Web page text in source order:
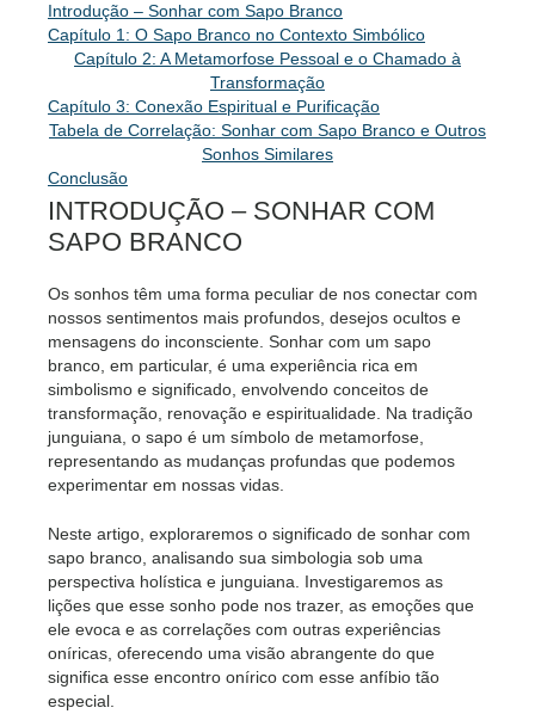
Introdução – Sonhar com Sapo Branco
Capítulo 1: O Sapo Branco no Contexto Simbólico
Capítulo 2: A Metamorfose Pessoal e o Chamado à
Transformação
Capítulo 3: Conexão Espiritual e Purificação
Tabela de Correlação: Sonhar com Sapo Branco e Outros
Sonhos Similares
Conclusão
INTRODUÇÃO – SONHAR COM
SAPO BRANCO
Os sonhos têm uma forma peculiar de nos conectar com
nossos sentimentos mais profundos, desejos ocultos e
mensagens do inconsciente. Sonhar com um sapo
branco, em particular, é uma experiência rica em
simbolismo e significado, envolvendo conceitos de
transformação, renovação e espiritualidade. Na tradição
junguiana, o sapo é um símbolo de metamorfose,
representando as mudanças profundas que podemos
experimentar em nossas vidas.
Neste artigo, exploraremos o significado de sonhar com
sapo branco, analisando sua simbologia sob uma
perspectiva holística e junguiana. Investigaremos as
lições que esse sonho pode nos trazer, as emoções que
ele evoca e as correlações com outras experiências
oníricas, oferecendo uma visão abrangente do que
significa esse encontro onírico com esse anfíbio tão
especial.